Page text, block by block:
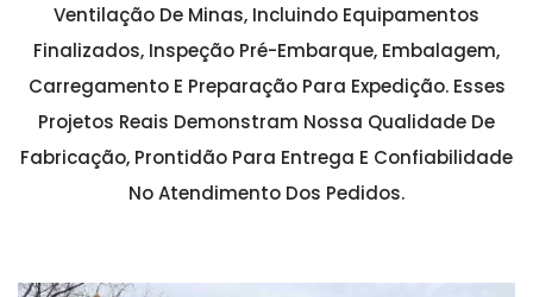
Ventilação De Minas, Incluindo Equipamentos
Finalizados, Inspeção Pré-Embarque, Embalagem,
Carregamento E Preparação Para Expedição. Esses
Projetos Reais Demonstram Nossa Qualidade De
Fabricação, Prontidão Para Entrega E Confiabilidade
No Atendimento Dos Pedidos.